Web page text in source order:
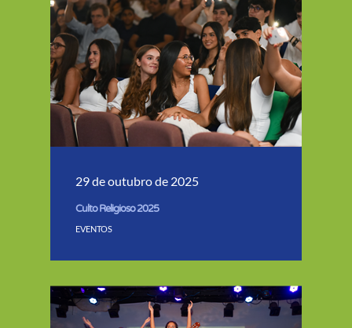
29 de outubro de 2025
Culto Religioso 2025
EVENTOS